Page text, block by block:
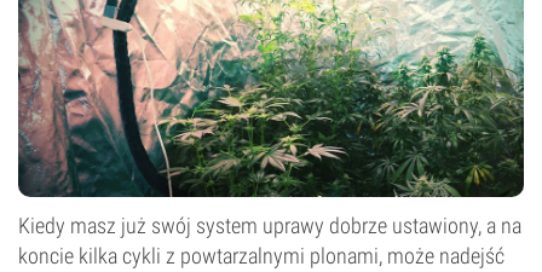
Kiedy masz już swój system uprawy dobrze ustawiony, a na
koncie kilka cykli z powtarzalnymi plonami, może nadejść